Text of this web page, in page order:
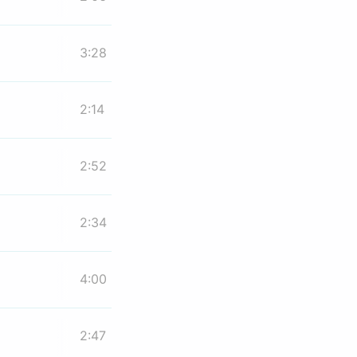
3:28
2:14
2:52
2:34
4:00
2:47